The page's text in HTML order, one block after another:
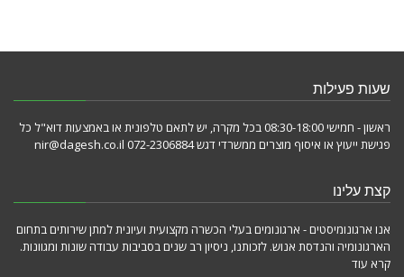
שעות פעילות
ראשון - חמישי 08:30-18:00 בכל מקרה, יש לתאם טלפונית או באמצעות דוא"ל כל
פגישת ייעוץ או איסוף מוצרים ממשרדי דגש 072-2306884 nir@dagesh.co.il
קצת עלינו
אנו ארגונומיסטים - ארגונומים בעלי הכשרה מקצועית ועיונית למתן שירותים בתחום
הארגונומיה והנדסת אנוש. לזכותנו, ניסיון רב שנים בסביבות עבודה שונות ומגוונות.
קרא עוד